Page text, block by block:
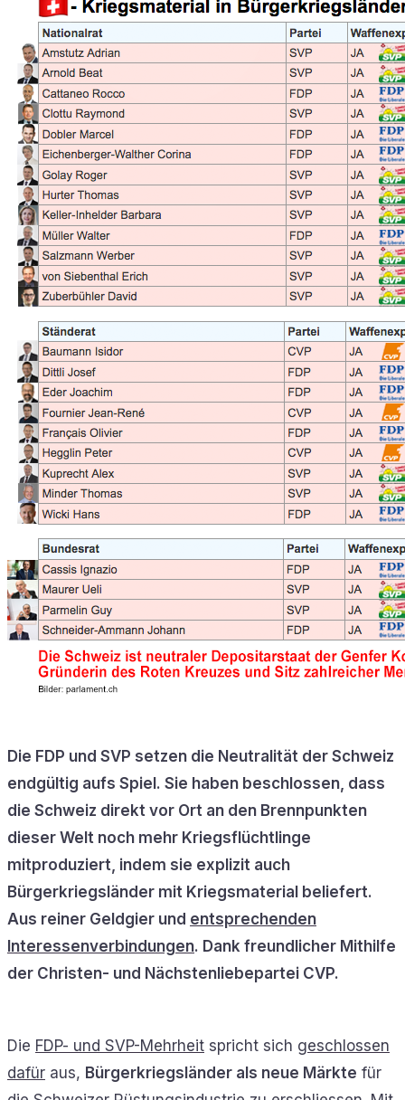
Die FDP und SVP setzen die Neutralität der Schweiz
endgültig aufs Spiel. Sie haben beschlossen, dass
die Schweiz direkt vor Ort an den Brennpunkten
dieser Welt noch mehr Kriegsflüchtlinge
mitproduziert, indem sie explizit auch
Bürgerkriegsländer mit Kriegsmaterial beliefert.
Aus reiner Geldgier und entsprechenden
Interessenverbindungen. Dank freundlicher Mithilfe
der Christen- und Nächstenliebepartei CVP.
Die FDP- und SVP-Mehrheit spricht sich geschlossen
dafür aus, Bürgerkriegsländer als neue Märkte für